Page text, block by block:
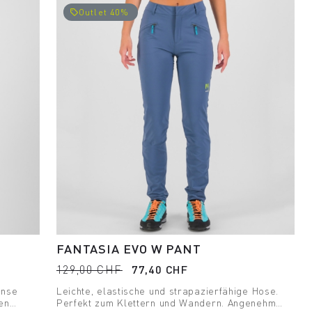
local_offerOutlet 40%
FANTASIA EVO W PANT
129,00 CHF 77,40 CHF
Leichte, elastische und strapazierfähige Hose.
Perfekt zum Klettern und Wandern. Angenehm